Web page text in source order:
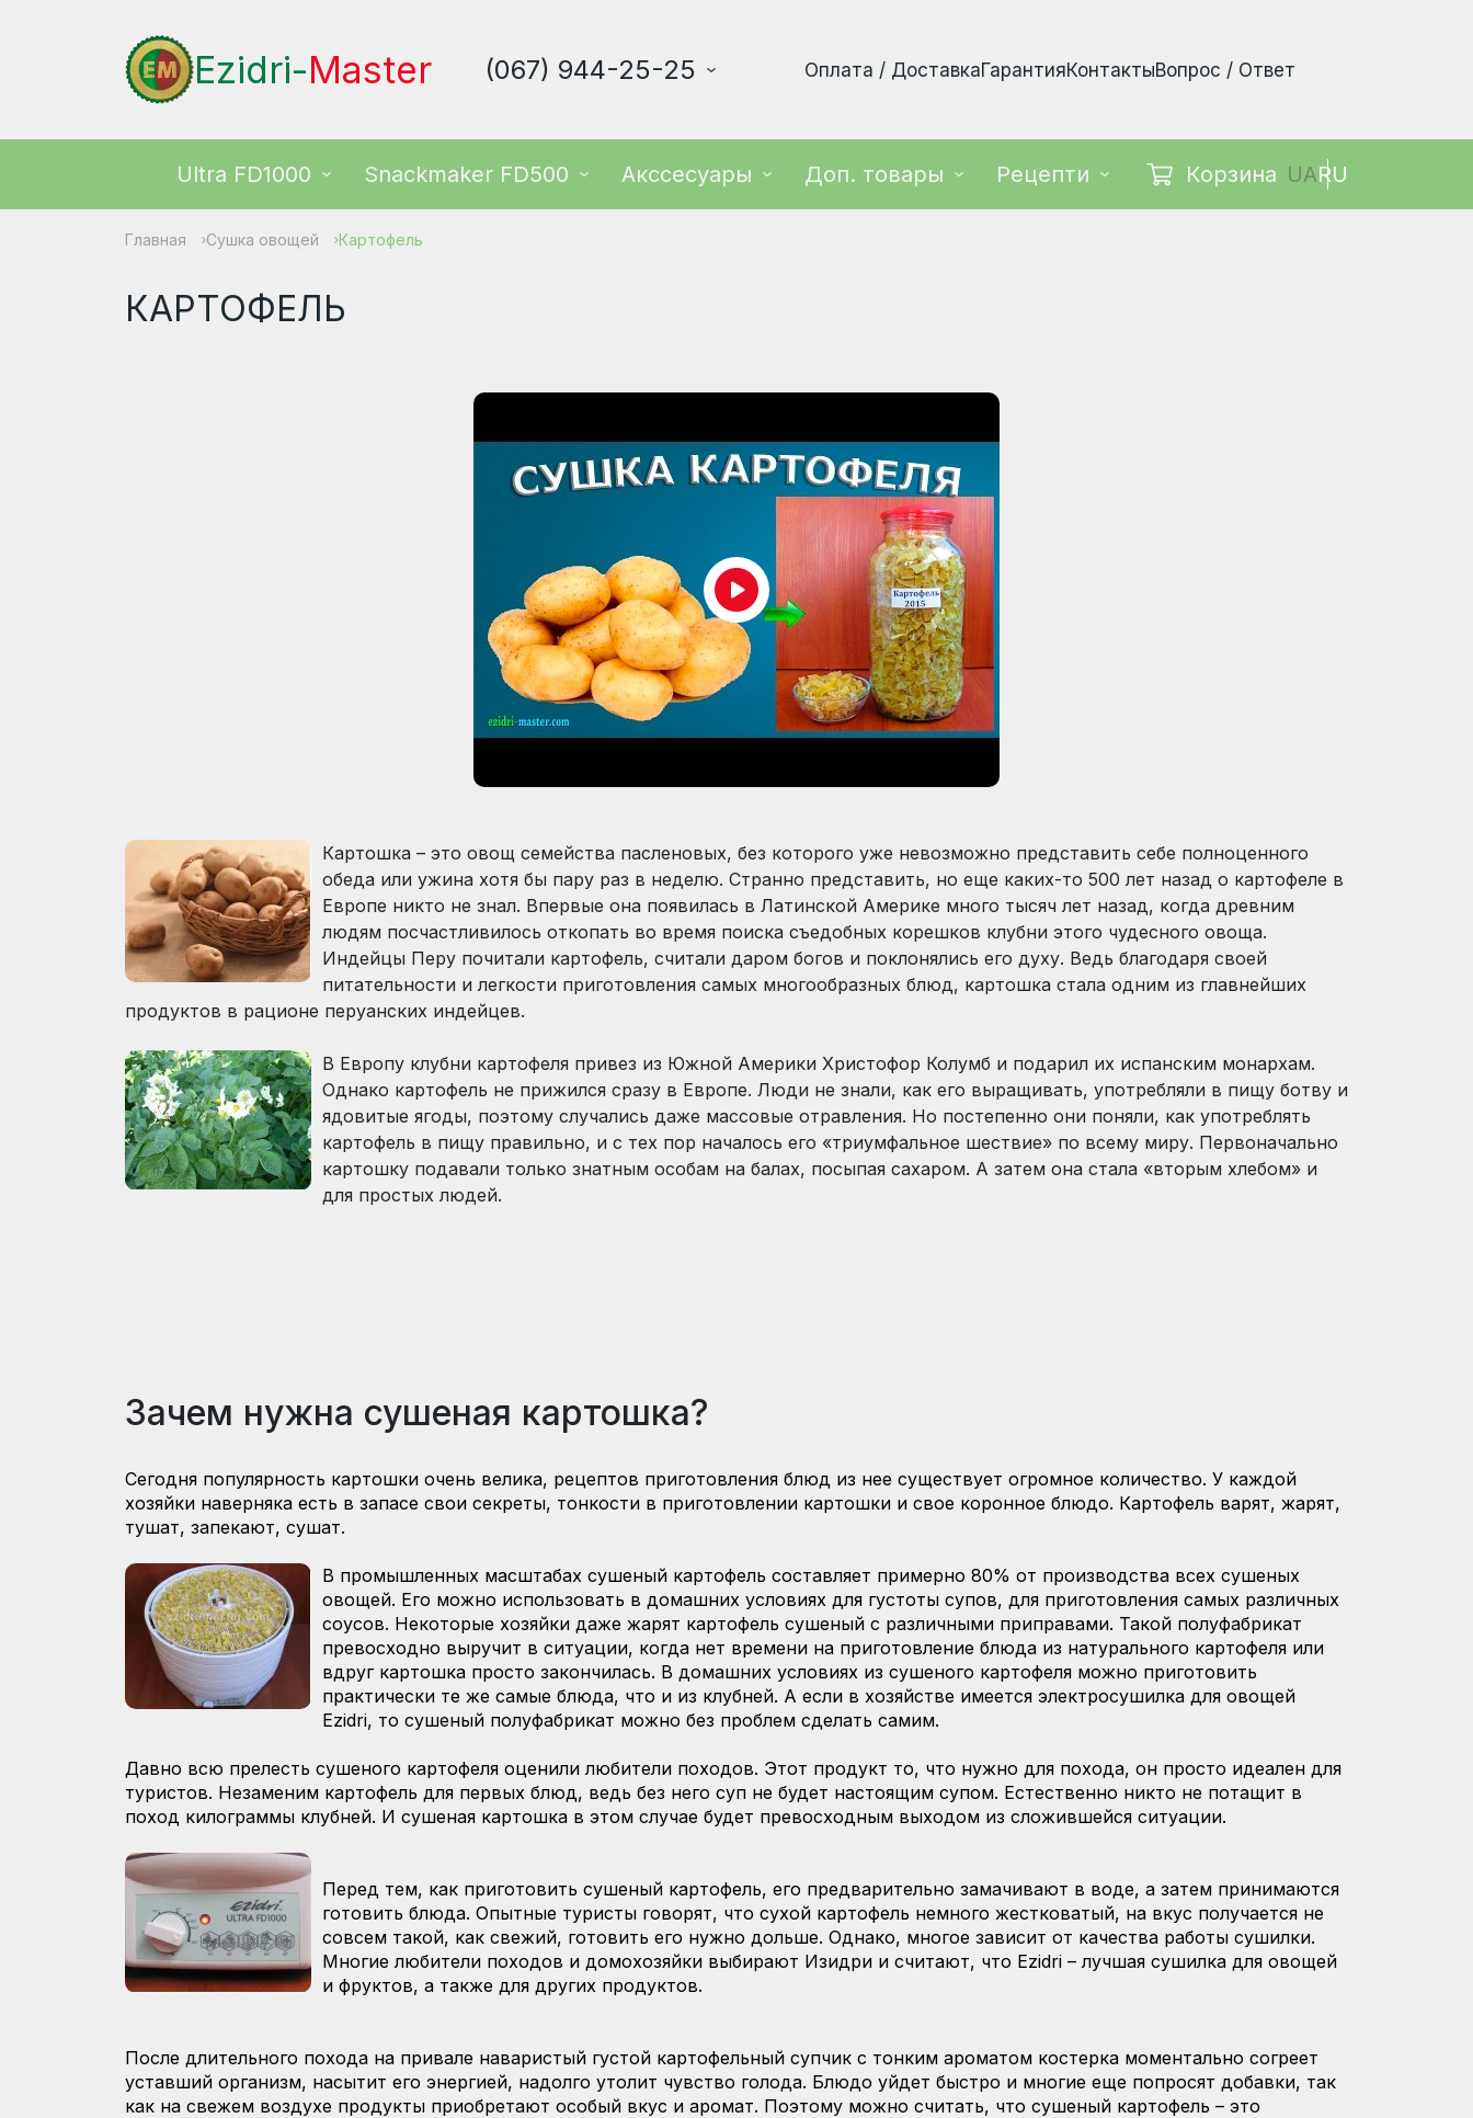
Ezidri-Master (067) 944-25-25 Оплата / ДоставкаГарантияКонтактыВопрос / Ответ
Ultra FD1000 Snackmaker FD500 Акссесуары Доп. товары Рецепти Корзина UARU
Главная Сушка овощей Картофель
КАРТОФЕЛЬ
Картошка – это овощ семейства пасленовых, без которого уже невозможно представить себе полноценного
обеда или ужина хотя бы пару раз в неделю. Странно представить, но еще каких-то 500 лет назад о картофеле в
Европе никто не знал. Впервые она появилась в Латинской Америке много тысяч лет назад, когда древним
людям посчастливилось откопать во время поиска съедобных корешков клубни этого чудесного овоща.
Индейцы Перу почитали картофель, считали даром богов и поклонялись его духу. Ведь благодаря своей
питательности и легкости приготовления самых многообразных блюд, картошка стала одним из главнейших
продуктов в рационе перуанских индейцев.
В Европу клубни картофеля привез из Южной Америки Христофор Колумб и подарил их испанским монархам.
Однако картофель не прижился сразу в Европе. Люди не знали, как его выращивать, употребляли в пищу ботву и
ядовитые ягоды, поэтому случались даже массовые отравления. Но постепенно они поняли, как употреблять
картофель в пищу правильно, и с тех пор началось его «триумфальное шествие» по всему миру. Первоначально
картошку подавали только знатным особам на балах, посыпая сахаром. А затем она стала «вторым хлебом» и
для простых людей.
Зачем нужна сушеная картошка?
Сегодня популярность картошки очень велика, рецептов приготовления блюд из нее существует огромное количество. У каждой
хозяйки наверняка есть в запасе свои секреты, тонкости в приготовлении картошки и свое коронное блюдо. Картофель варят, жарят,
тушат, запекают, сушат.
В промышленных масштабах сушеный картофель составляет примерно 80% от производства всех сушеных
овощей. Его можно использовать в домашних условиях для густоты супов, для приготовления самых различных
соусов. Некоторые хозяйки даже жарят картофель сушеный с различными приправами. Такой полуфабрикат
превосходно выручит в ситуации, когда нет времени на приготовление блюда из натурального картофеля или
вдруг картошка просто закончилась. В домашних условиях из сушеного картофеля можно приготовить
практически те же самые блюда, что и из клубней. А если в хозяйстве имеется электросушилка для овощей
Ezidri, то сушеный полуфабрикат можно без проблем сделать самим.
Давно всю прелесть сушеного картофеля оценили любители походов. Этот продукт то, что нужно для похода, он просто идеален для
туристов. Незаменим картофель для первых блюд, ведь без него суп не будет настоящим супом. Естественно никто не потащит в
поход килограммы клубней. И сушеная картошка в этом случае будет превосходным выходом из сложившейся ситуации.
Перед тем, как приготовить сушеный картофель, его предварительно замачивают в воде, а затем принимаются
готовить блюда. Опытные туристы говорят, что сухой картофель немного жестковатый, на вкус получается не
совсем такой, как свежий, готовить его нужно дольше. Однако, многое зависит от качества работы сушилки.
Многие любители походов и домохозяйки выбирают Изидри и считают, что Ezidri – лучшая сушилка для овощей
и фруктов, а также для других продуктов.
После длительного похода на привале наваристый густой картофельный супчик с тонким ароматом костерка моментально согреет
уставший организм, насытит его энергией, надолго утолит чувство голода. Блюдо уйдет быстро и многие еще попросят добавки, так
как на свежем воздухе продукты приобретают особый вкус и аромат. Поэтому можно считать, что сушеный картофель – это